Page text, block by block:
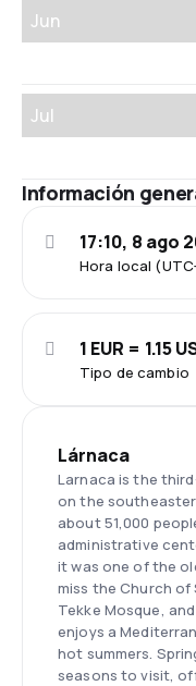
Jun
Jul
Información
Hora local
17:10, 8 ago
Tipo de cambio
1 EUR = 1.15
Lárnaca
Larnaca is the
on the
about 51,000
administrative
it was one of the
miss the Church of
Tekke Mosque,
enjoys a
hot summers.
seasons to visit,